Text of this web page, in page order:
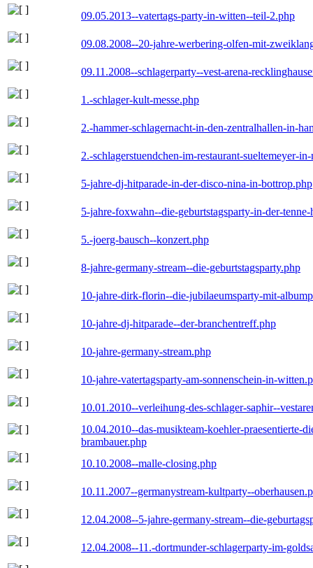
09.05.2013--vatertags-party-in-witten--teil-2.php
09.08.2008--20-jahre-werbering-olfen-mit-
09.11.2008--schlagerparty--vest-arena-
1.-schlager-kult-messe.php
2.-hammer-schlagernacht-in-den-zentralhallen-in-
2.-schlagerstuendchen-im-restaurant-sueltemeyer-
5-jahre-dj-hitparade-in-der-disco-nina-in-bottrop.php
5-jahre-foxwahn--die-geburtstagsparty-in-der-tenne-
5.-joerg-bausch--konzert.php
8-jahre-germany-stream--die-geburtstagsparty.php
10-jahre-dirk-florin--die-jubilaeumsparty-mit-
10-jahre-dj-hitparade--der-branchentreff.php
10-jahre-germany-stream.php
10-jahre-vatertagsparty-am-sonnenschein-in-
10.01.2010--verleihung-des-schlager-saphir--
10.04.2010--das-musikteam-koehler-praesentierte-
brambauer.php
10.10.2008--malle-closing.php
10.11.2007--germanystream-kultparty--
12.04.2008--5-jahre-germany-stream--die-
12.04.2008--11.-dortmunder-schlagerparty-im-